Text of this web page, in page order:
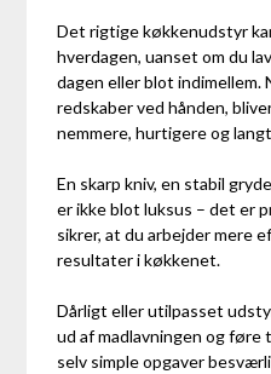
Det rigtige køkkenudstyr
hverdagen, uanset om du
dagen eller blot indimellem.
redskaber ved hånden,
nemmere, hurtigere og
En skarp kniv, en stabil
er ikke blot luksus – det er
sikrer, at du arbejder mere
resultater i køkkenet.
Dårligt eller utilpasset
ud af madlavningen og
selv simple opgaver